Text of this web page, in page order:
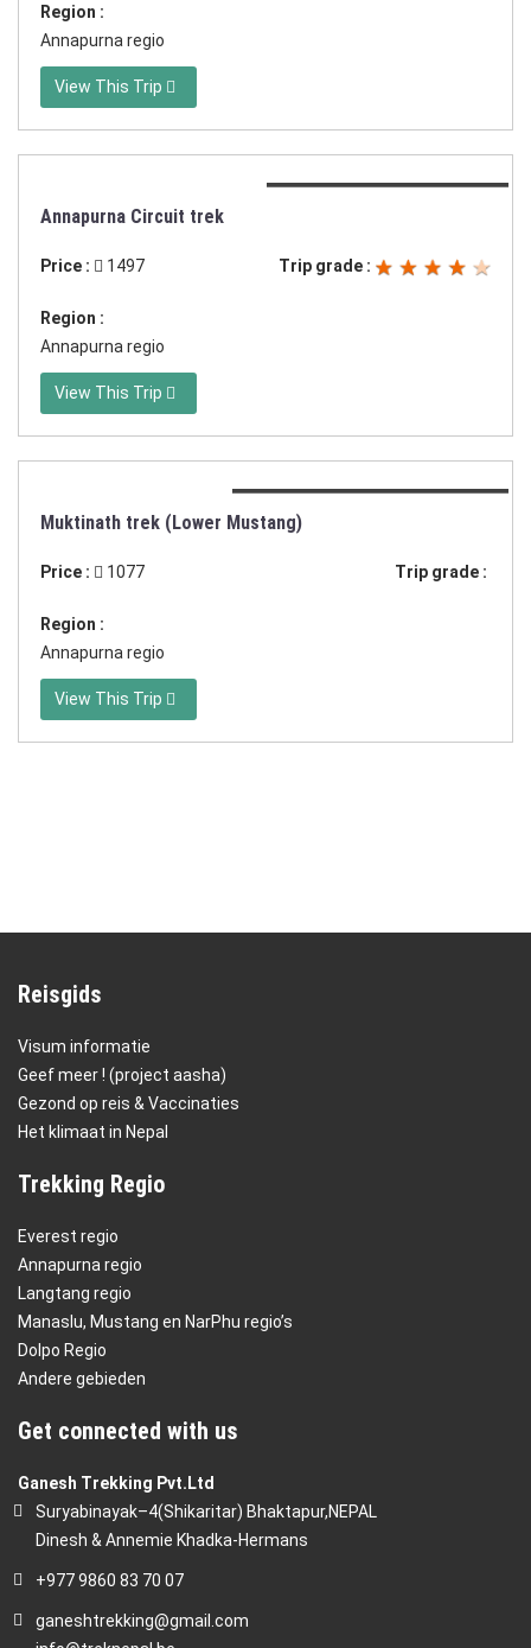
Region :
Annapurna regio
View This Trip
Annapurna Circuit trek
Price : 1497 Trip grade :
Region :
Annapurna regio
View This Trip
Duration:8 of 12 dagen trekking
Muktinath trek (Lower Mustang)
Price : 1077 Trip grade :
Region :
Annapurna regio
View This Trip
Reisgids
Visum informatie
Geef meer ! (project aasha)
Gezond op reis & Vaccinaties
Het klimaat in Nepal
Trekking Regio
Everest regio
Annapurna regio
Langtang regio
Manaslu, Mustang en NarPhu regio’s
Dolpo Regio
Andere gebieden
Get connected with us
Ganesh Trekking Pvt.Ltd
Suryabinayak–4(Shikaritar) Bhaktapur,NEPAL
Dinesh & Annemie Khadka-Hermans
+977 9860 83 70 07
ganeshtrekking@gmail.com